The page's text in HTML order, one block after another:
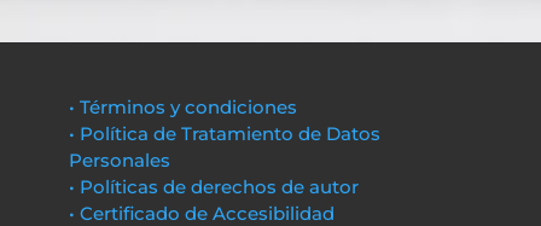
• Términos y condiciones
• Política de Tratamiento de Datos
Personales
• Políticas de derechos de autor
• Certificado de Accesibilidad